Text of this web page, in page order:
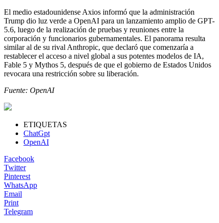
El medio estadounidense Axios informó que la administración
Trump dio luz verde a OpenAI para un lanzamiento amplio de GPT-
5.6, luego de la realización de pruebas y reuniones entre la
corporación y funcionarios gubernamentales. El panorama resulta
similar al de su rival Anthropic, que declaró que comenzaría a
restablecer el acceso a nivel global a sus potentes modelos de IA,
Fable 5 y Mythos 5, después de que el gobierno de Estados Unidos
revocara una restricción sobre su liberación.
Fuente: OpenAI
ETIQUETAS
ChatGpt
OpenAI
Facebook
Twitter
Pinterest
WhatsApp
Email
Print
Telegram